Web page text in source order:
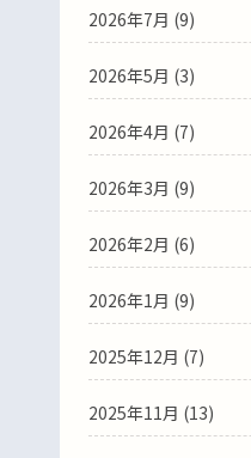
2026年7月 (9)
2026年5月 (3)
2026年4月 (7)
2026年3月 (9)
2026年2月 (6)
2026年1月 (9)
2025年12月 (7)
2025年11月 (13)